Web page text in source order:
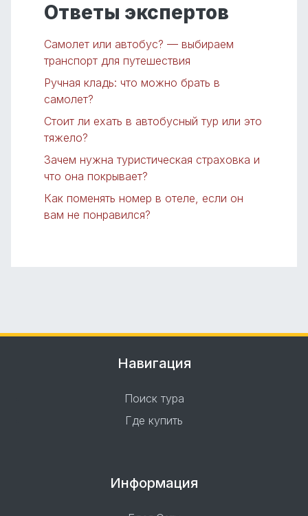
Ответы экспертов
Самолет или автобус? — выбираем
транспорт для путешествия
Ручная кладь: что можно брать в
самолет?
Стоит ли ехать в автобусный тур или это
тяжело?
Зачем нужна туристическая страховка и
что она покрывает?
Как поменять номер в отеле, если он
вам не понравился?
Навигация
Поиск тура
Где купить
Информация